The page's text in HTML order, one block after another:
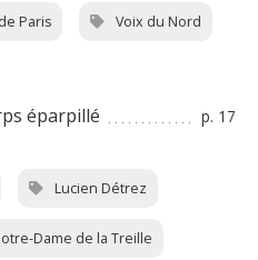
Paris Voix du Nord
éparpillé
p. 17
Lucien Détrez
Dame de la Treille